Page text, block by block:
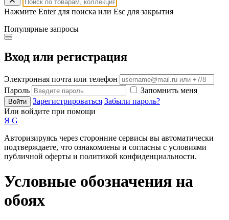
Нажмите Enter для поиска или Esc для закрытия
Популярные запросы
Вход или регистрация
Электронная почта или телефон
Пароль
Запомнить меня
Войти Зарегистрироваться Забыли пароль?
Или войдите при помощи
Я G
Авторизируясь через сторонние сервисы вы автоматически
подтверждаете, что ознакомлены и согласны с условиями
публичной оферты и политикой конфиденциальности.
Условные обозначения на
обоях